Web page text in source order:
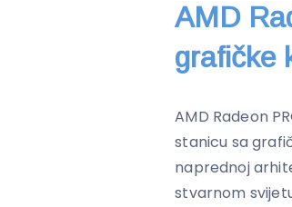
AMD
grafičke
AMD Radeon
stanicu sa
naprednoj
stvarnom